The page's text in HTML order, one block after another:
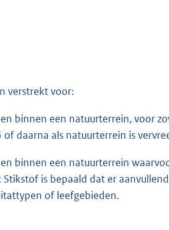
verstrekt voor:
binnen een natuurterrein, voor
daarna als natuurterrein is
binnen een natuurterrein
is bepaald dat er
of leefgebieden.